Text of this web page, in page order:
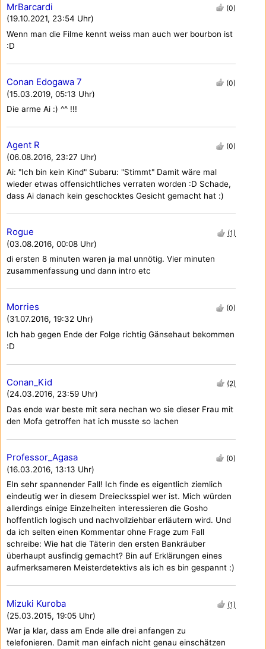
MrBarcardi
(19.10.2021, 23:54 Uhr)
(0)
Wenn man die Filme kennt weiss man auch wer bourbon ist
:D
Conan Edogawa 7
(15.03.2019, 05:13 Uhr)
(0)
Die arme Ai :) ^^ !!!
Agent R
(06.08.2016, 23:27 Uhr)
(0)
Ai: "Ich bin kein Kind" Subaru: "Stimmt" Damit wäre mal
wieder etwas offensichtliches verraten worden :D Schade,
dass Ai danach kein geschocktes Gesicht gemacht hat :)
Rogue
(03.08.2016, 00:08 Uhr)
(1)
di ersten 8 minuten waren ja mal unnötig. Vier minuten
zusammenfassung und dann intro etc
Morries
(31.07.2016, 19:32 Uhr)
(0)
Ich hab gegen Ende der Folge richtig Gänsehaut bekommen
:D
Conan_Kid
(24.03.2016, 23:59 Uhr)
(2)
Das ende war beste mit sera nechan wo sie dieser Frau mit
den Mofa getroffen hat ich musste so lachen
Professor_Agasa
(16.03.2016, 13:13 Uhr)
(0)
EIn sehr spannender Fall! Ich finde es eigentlich ziemlich
eindeutig wer in diesem Dreiecksspiel wer ist. Mich würden
allerdings einige Einzelheiten interessieren die Gosho
hoffentlich logisch und nachvollziehbar erläutern wird. Und
da ich selten einen Kommentar ohne Frage zum Fall
schreibe: Wie hat die Täterin den ersten Bankräuber
überhaupt ausfindig gemacht? Bin auf Erklärungen eines
aufmerksameren Meisterdetektivs als ich es bin gespannt :)
Mizuki Kuroba
(25.03.2015, 19:05 Uhr)
(1)
War ja klar, dass am Ende alle drei anfangen zu
telefonieren. Damit man einfach nicht genau einschätzen